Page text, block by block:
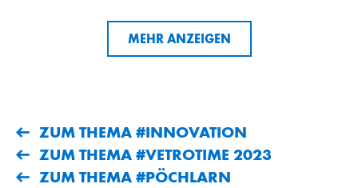
MEHR ANZEIGEN
ZUM THEMA #INNOVATION
ZUM THEMA #VETROTIME 2023
ZUM THEMA #PÖCHLARN